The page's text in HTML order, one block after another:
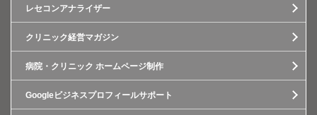
レセコンアナライザー
クリニック経営マガジン
病院・クリニック ホームページ制作
Googleビジネスプロフィールサポート